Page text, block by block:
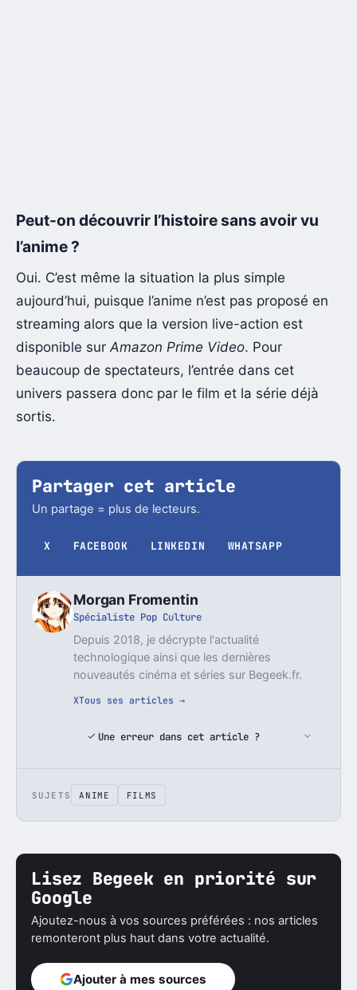
Peut-on découvrir l’histoire sans avoir vu
l’anime ?
Oui. C’est même la situation la plus simple
aujourd’hui, puisque l’anime n’est pas proposé en
streaming alors que la version live-action est
disponible sur Amazon Prime Video. Pour
beaucoup de spectateurs, l’entrée dans cet
univers passera donc par le film et la série déjà
sortis.
Partager cet article
Un partage = plus de lecteurs.
X FACEBOOK LINKEDIN WHATSAPP
Morgan Fromentin
Spécialiste Pop Culture
Depuis 2018, je décrypte l'actualité
technologique ainsi que les dernières
nouveautés cinéma et séries sur Begeek.fr.
XTous ses articles →
Une erreur dans cet article ?
SUJETS ANIME FILMS
Lisez Begeek en priorité sur
Google
Ajoutez-nous à vos sources préférées : nos articles
remonteront plus haut dans votre actualité.
Ajouter à mes sources